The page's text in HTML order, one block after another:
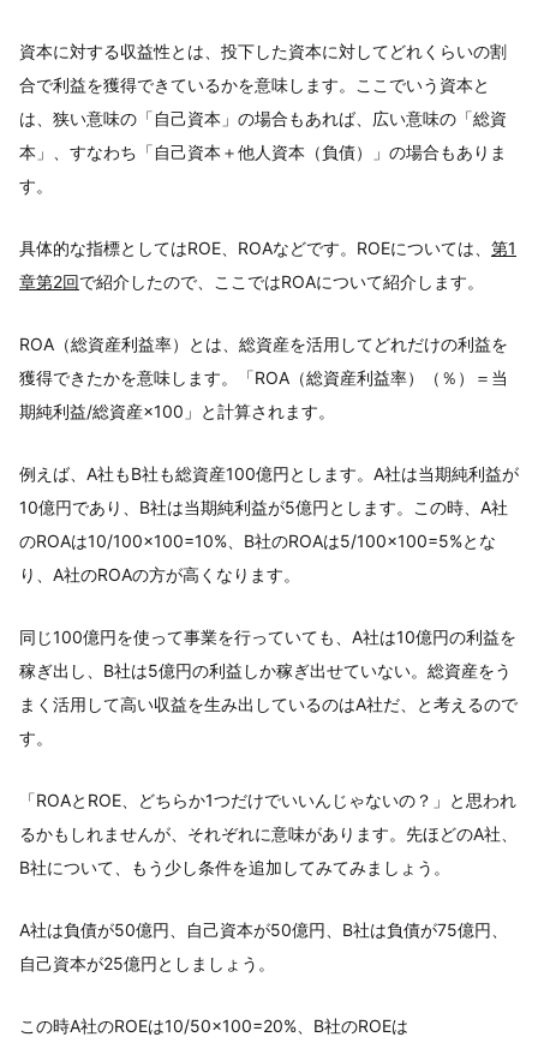
資本に対する収益性とは、投下した資本に対してどれくらいの割
合で利益を獲得できているかを意味します。ここでいう資本と
は、狭い意味の「自己資本」の場合もあれば、広い意味の「総資
本」、すなわち「自己資本＋他人資本（負債）」の場合もありま
す。
具体的な指標としてはROE、ROAなどです。ROEについては、 第1
章第2回で紹介したので、ここではROAについて紹介します。
ROA（総資産利益率）とは、総資産を活用してどれだけの利益を
獲得できたかを意味します。「ROA（総資産利益率）（％）＝当
期純利益/総資産×100」と計算されます。
例えば、A社もB社も総資産100億円とします。A社は当期純利益が
10億円であり、B社は当期純利益が5億円とします。この時、A社
のROAは10/100×100=10%、B社のROAは5/100×100=5%とな
り、A社のROAの方が高くなります。
同じ100億円を使って事業を行っていても、A社は10億円の利益を
稼ぎ出し、B社は5億円の利益しか稼ぎ出せていない。総資産をう
まく活用して高い収益を生み出しているのはA社だ、と考えるので
す。
「ROAとROE、どちらか1つだけでいいんじゃないの？」と思われ
るかもしれませんが、それぞれに意味があります。先ほどのA社、
B社について、もう少し条件を追加してみてみましょう。
A社は負債が50億円、自己資本が50億円、B社は負債が75億円、
自己資本が25億円としましょう。
この時A社のROEは10/50×100=20%、B社のROEは